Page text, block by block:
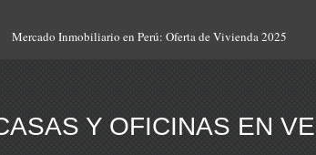
Mercado Inmobiliario en Perú: Oferta de Vivienda 2025
Y OFICINAS EN